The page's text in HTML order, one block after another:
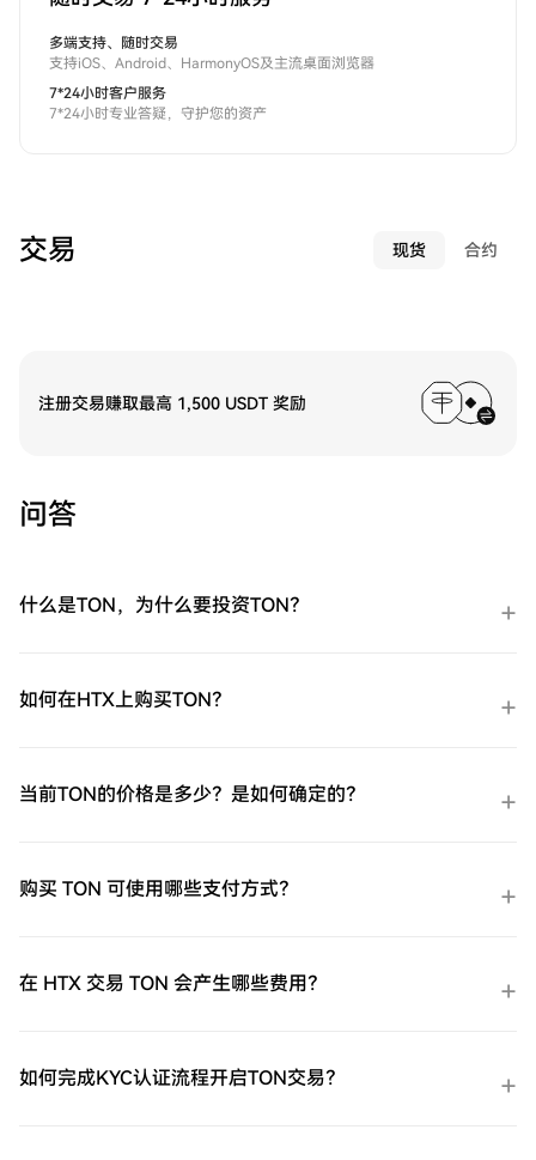
多端支持、随时交易
支持iOS、Android、HarmonyOS及主流桌面浏览器
7*24小时客户服务
7*24小时专业答疑，守护您的资产
交易 现货 合约
注册交易赚取最高 1,500 USDT 奖励
问答
什么是TON，为什么要投资TON？
如何在HTX上购买TON？
当前TON的价格是多少？是如何确定的？
购买 TON 可使用哪些支付方式？
在 HTX 交易 TON 会产生哪些费用？
如何完成KYC认证流程开启TON交易？